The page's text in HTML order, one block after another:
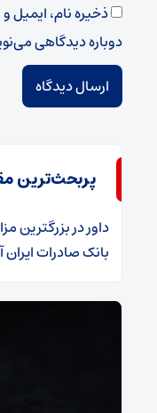
ذخیره نام، ایمیل
دوباره دیدگاهی
پربحث‌ترین
داوردر​بزرگترین
بانک صادرات